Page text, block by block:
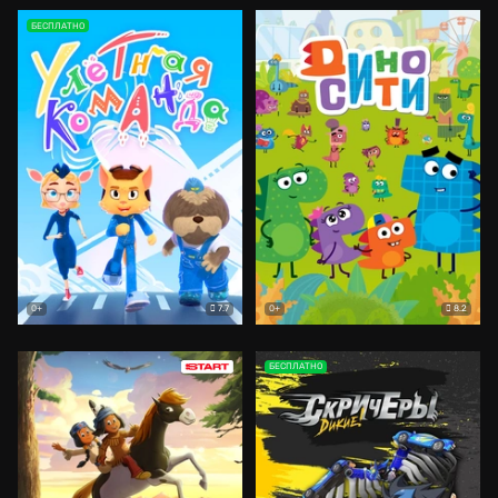
0+ 7.7
БЕСПЛАТНО
0+ 8.2
БЕСПЛАТНО